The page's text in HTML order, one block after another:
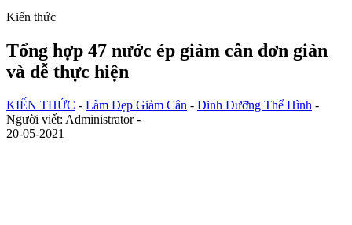
Kiến thức
Tổng hợp 47 nước ép giảm cân đơn giản
và dễ thực hiện
KIẾN THỨC - Làm Đẹp Giảm Cân - Dinh Dưỡng Thể Hình -
Người viết: Administrator -
20-05-2021